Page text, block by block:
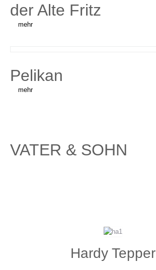
der Alte Fritz
mehr
Pelikan
mehr
VATER & SOHN
Hardy Tepper